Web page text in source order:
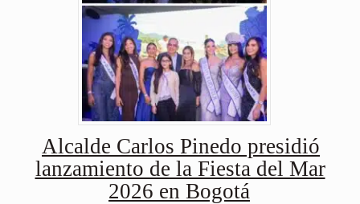
Alcalde Carlos Pinedo presidió
lanzamiento de la Fiesta del Mar
2026 en Bogotá